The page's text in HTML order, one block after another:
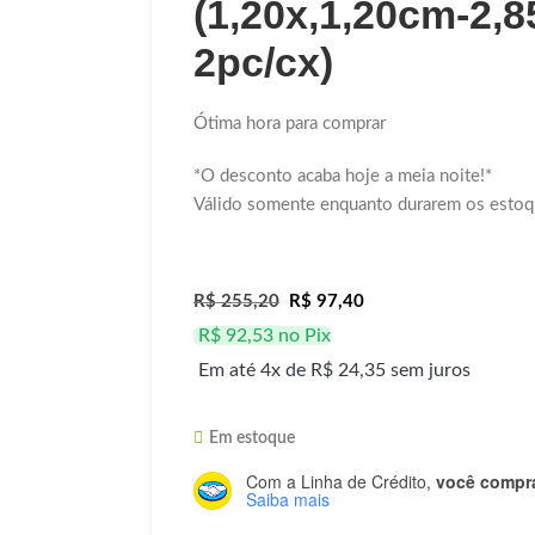
(1,20x,1,20cm-
2pc/cx)
Ótima hora para comprar
*O desconto acaba hoje a meia noite!*
Válido somente enquanto durarem os
R$255,20 R$ 97,40
Em até 4x de R$ 24,35 sem juros
R$ 92,53 no Pix
Em estoque
Com a Linha de Crédito, você
Saiba mais